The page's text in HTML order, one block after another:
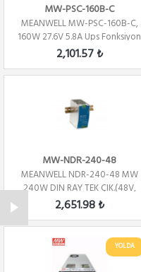
MW-PSC-160B-C
MEANWELL MW-PSC-160B-C,
160W 27.6V 5.8A Ups Fonksiyon
2,101.57 ₺
MW-NDR-240-48
MEANWELL NDR-240-48 MW
240W DIN RAY TEK ÇIK.(48V,
5A)
2,651.98 ₺
YOLDA